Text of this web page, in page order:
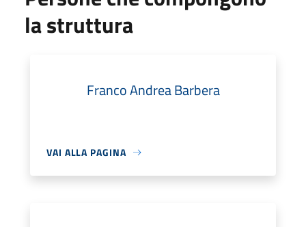
la struttura
Franco Andrea Barbera
VAI ALLA PAGINA